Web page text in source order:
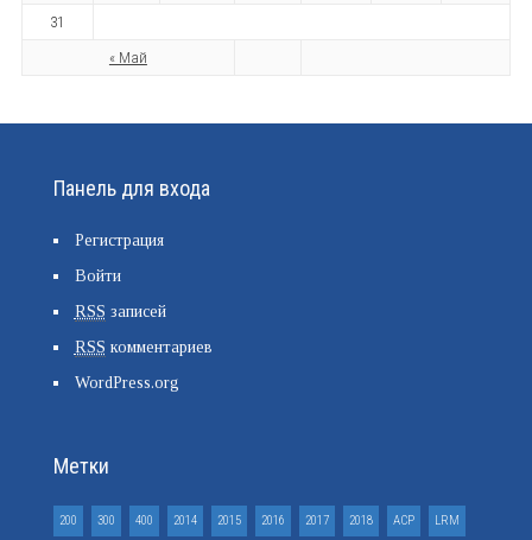
« Май
31
Панель для входа
Регистрация
Войти
RSS записей
RSS комментариев
WordPress.org
Метки
200 300 400 2014 2015 2016 2017 2018 ACP LRM